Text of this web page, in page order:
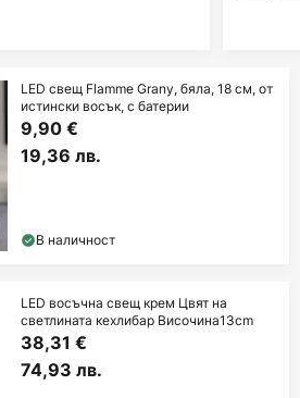
LED свещ Flamme Grany, бяла, 18 см, от
истински восък, с батерии
9,90 €
19,36 лв.
В наличност
LED восъчна свещ крем Цвят на
светлината кехлибар Височина13cm
38,31 €
74,93 лв.